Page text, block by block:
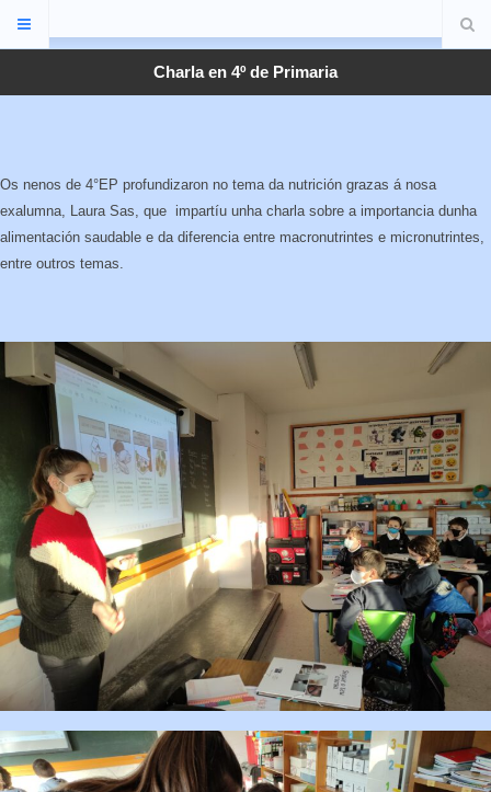
Charla en 4º de Primaria
Os nenos de 4°EP profundizaron no tema da nutrición grazas á nosa
exalumna, Laura Sas, que impartíu unha charla sobre a importancia dunha
alimentación saudable e da diferencia entre macronutrintes e micronutrintes,
entre outros temas.